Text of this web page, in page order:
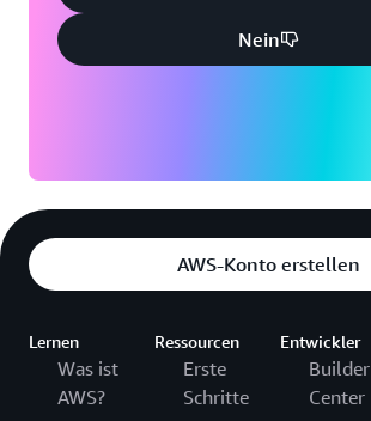
Nein
AWS-Konto erstellen
Lernen
Was ist
AWS?
Ressourcen
Erste
Schritte
Entwickler
Builder
Center